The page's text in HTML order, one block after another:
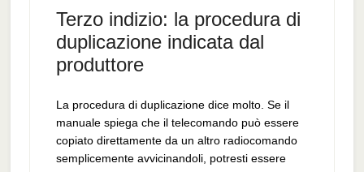
Terzo indizio: la procedura di
duplicazione indicata dal
produttore
La procedura di duplicazione dice molto. Se il
manuale spiega che il telecomando può essere
copiato direttamente da un altro radiocomando
semplicemente avvicinandoli, potresti essere